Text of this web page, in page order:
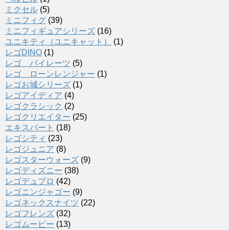
ミクセル (5)
ミニフィグ (39)
ミニフィギュアシリーズ (16)
ユニキティ（ユニキャット）
(1)
レゴDINO (1)
レゴ パイレーツ (5)
レゴ ローンレンジャー (1)
レゴお城シリーズ (1)
レゴアイディア (4)
レゴクラシック (2)
レゴクリエイター (25)
エキスパート (18)
レゴシティ (23)
レゴジュニア (8)
レゴスターウォーズ (9)
レゴディズニー (38)
レゴデュプロ (42)
レゴニンジャゴー (9)
レゴネックスナイツ (22)
レゴフレンズ (32)
レゴムービー (13)